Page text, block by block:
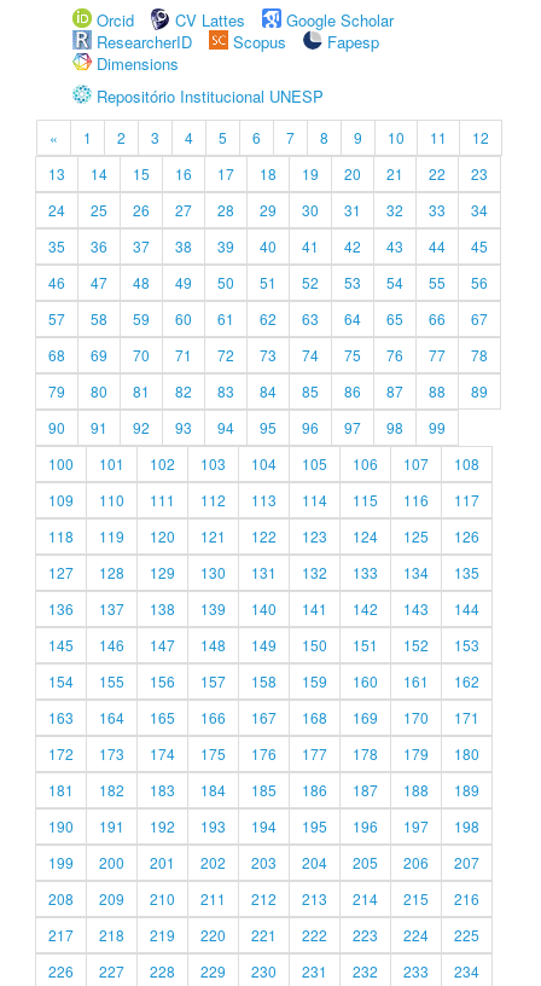
Orcid
CV Lattes
Google Scholar
ResearcherID
Scopus
Fapesp
Dimensions
Repositório Institucional UNESP
« 1 2 3 4 5 6 7 8 9 10 11
12
13
14 15 16 17 18 19 20 21 22
23
24
25 26 27 28 29 30 31 32 33
34
35
36 37 38 39 40 41 42 43 44
45
46
47 48 49 50 51 52 53 54 55
56
57
58 59 60 61 62 63 64 65 66
67
68
69 70 71 72 73 74 75 76 77
78
79
80 81 82 83 84 85 86 87 88
89
90
91 92 93 94 95 96 97 98
99
100
101 102 103 104 105 106 107
108
109
110 111 112 113 114 115 116
117
118
119 120 121 122 123 124 125
126
127
128 129 130 131 132 133 134
135
136
137 138 139 140 141 142 143
144
145
146 147 148 149 150 151 152
153
154
155 156 157 158 159 160 161
162
163
164 165 166 167 168 169 170
171
172
173 174 175 176 177 178 179
180
181
182 183 184 185 186 187 188
189
190
191 192 193 194 195 196 197
198
199
200 201 202 203 204 205 206
207
208
209 210 211 212 213 214 215
216
217
218 219 220 221 222 223 224
225
226
227 228 229 230 231 232 233
234